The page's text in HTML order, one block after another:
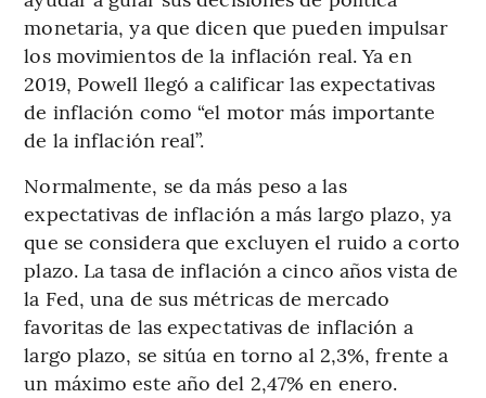
monetaria, ya que dicen que pueden impulsar
los movimientos de la inflación real. Ya en
2019, Powell llegó a calificar las expectativas
de inflación como “el motor más importante
de la inflación real”.
Normalmente, se da más peso a las
expectativas de inflación a más largo plazo, ya
que se considera que excluyen el ruido a corto
plazo. La tasa de inflación a cinco años vista de
la Fed, una de sus métricas de mercado
favoritas de las expectativas de inflación a
largo plazo, se sitúa en torno al 2,3%, frente a
un máximo este año del 2,47% en enero.